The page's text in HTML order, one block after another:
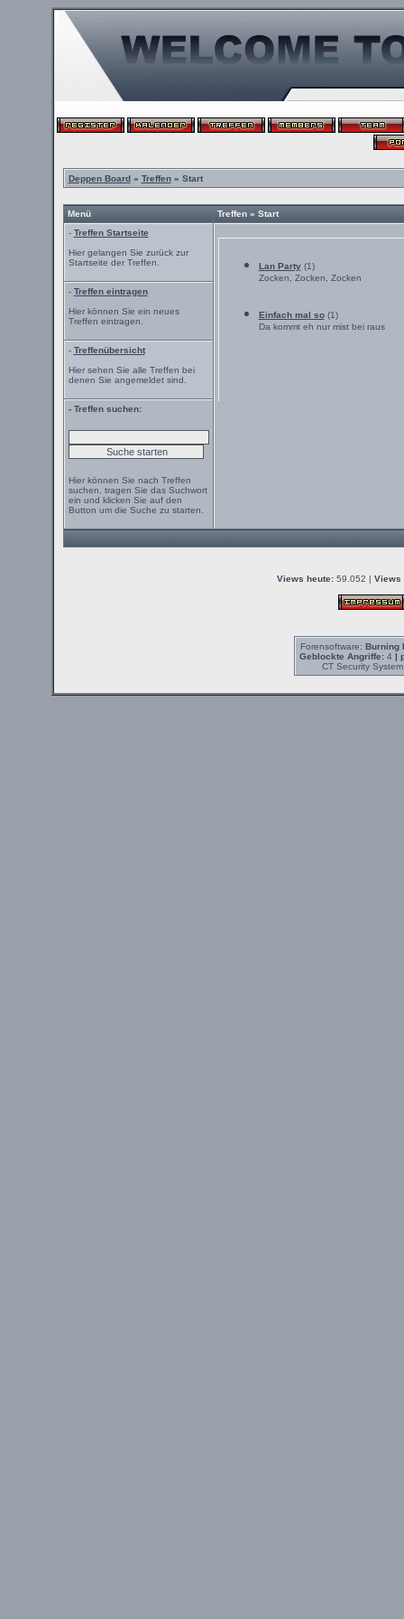
Deppen Board» Treffen» Start
Menü
Treffen » Start
- Treffen Startseite
Hier gelangen Sie zurück zur
Startseite der Treffen.
Lan Party(1)
Zocken, Zocken, Zocken
Einfach mal so(1)
Da kommt eh nur mist bei raus
- Treffen eintragen
Hier können Sie ein neues
Treffen eintragen.
- Treffenübersicht
Hier sehen Sie alle Treffen bei
denen Sie angemeldet sind.
- Treffen suchen:
Hier können Sie nach Treffen
suchen, tragen Sie das Suchwort
ein und klicken Sie auf den
Button um die Suche zu starten.
Views heute: 59.052 | Views
Forensoftware: Burning
Geblockte Angriffe:4 |
CT Security